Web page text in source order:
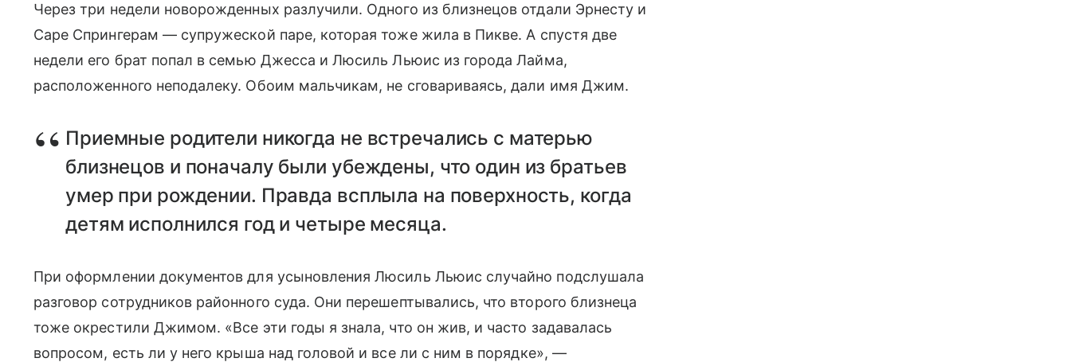
Через три недели новорожденных разлучили. Одного из близнецов отдали Эрнесту и
Саре Спрингерам — супружеской паре, которая тоже жила в Пикве. А спустя две
недели его брат попал в семью Джесса и Люсиль Льюис из города Лайма,
расположенного неподалеку. Обоим мальчикам, не сговариваясь, дали имя Джим.
Приемные родители никогда не встречались с матерью
близнецов и поначалу были убеждены, что один из братьев
умер при рождении. Правда всплыла на поверхность, когда
детям исполнился год и четыре месяца.
При оформлении документов для усыновления Люсиль Льюис случайно подслушала
разговор сотрудников районного суда. Они перешептывались, что второго близнеца
тоже окрестили Джимом. «Все эти годы я знала, что он жив, и часто задавалась
вопросом, есть ли у него крыша над головой и все ли с ним в порядке», —